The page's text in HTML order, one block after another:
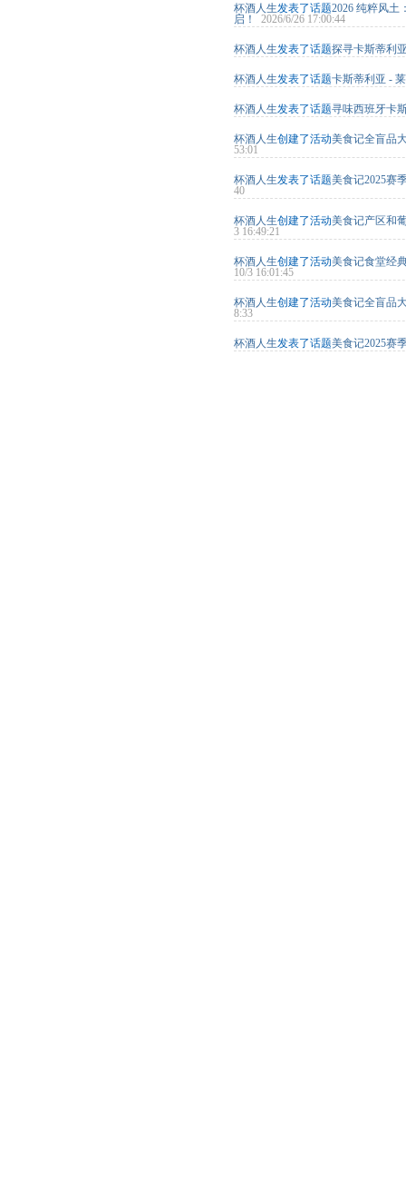
杯酒人生发表了话题2026 纯粹风
启！
2026/6/26 17:00:44
杯酒人生发表了话题探寻卡斯蒂利
杯酒人生发表了话题卡斯蒂利亚 -
杯酒人生发表了话题寻味西班牙卡
杯酒人生创建了活动美食记全盲品
53:01
杯酒人生发表了话题美食记2025赛
40
杯酒人生创建了活动美食记产区和
3 16:49:21
杯酒人生创建了活动美食记食堂经
10/3 16:01:45
杯酒人生创建了活动美食记全盲品
8:33
杯酒人生发表了话题美食记2025赛